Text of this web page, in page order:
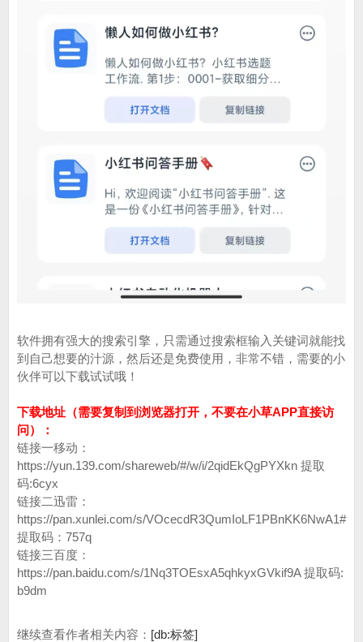
软件拥有强大的搜索引擎，只需通过搜索框输入关键词就能找
到自己想要的汁源，然后还是免费使用，非常不错，需要的小
伙伴可以下载试试哦！
下载地址（需要复制到浏览器打开，不要在小草APP直接访
问）：
链接一移动：
https://yun.139.com/shareweb/#/w/i/2qidEkQgPYXkn 提取
码:6cyx
链接二迅雷：
https://pan.xunlei.com/s/VOcecdR3QumIoLF1PBnKK6NwA1#
提取码：757q
链接三百度：
https://pan.baidu.com/s/1Nq3TOEsxA5qhkyxGVkif9A 提取码:
b9dm
继续查看作者相关内容： [db:标签]